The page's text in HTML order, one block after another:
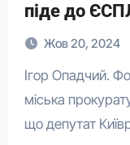
піде до
Жов 20, 2024
Ігор Опадчий. Фото з сайту Київради Київська
міська
що депутат